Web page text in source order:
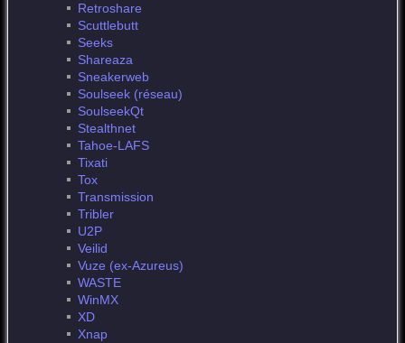
Retroshare
Scuttlebutt
Seeks
Shareaza
Sneakerweb
Soulseek (réseau)
SoulseekQt
Stealthnet
Tahoe-LAFS
Tixati
Tox
Transmission
Tribler
U2P
Veilid
Vuze (ex-Azureus)
WASTE
WinMX
XD
Xnap